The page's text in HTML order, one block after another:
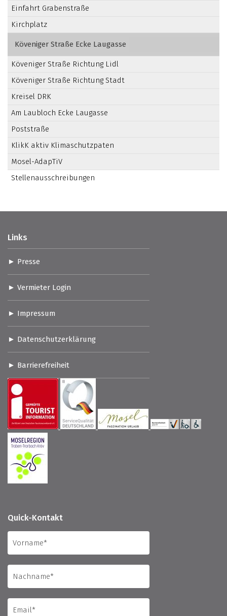
Einfahrt Grabenstraße
Kirchplatz
Köveniger Straße Ecke Laugasse
Köveniger Straße Richtung Lidl
Köveniger Straße Richtung Stadt
Kreisel DRK
Am Laubloch Ecke Laugasse
Poststraße
KlikK aktiv Klimaschutzpaten
Mosel-AdapTiV
Stellenausschreibungen
Links
Presse
Vermieter Login
Impressum
Datenschutzerklärung
Barrierefreiheit
Quick-Kontakt